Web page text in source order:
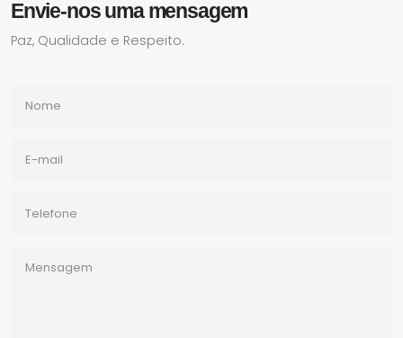
Envie-nos uma mensagem
Paz, Qualidade e Respeito.